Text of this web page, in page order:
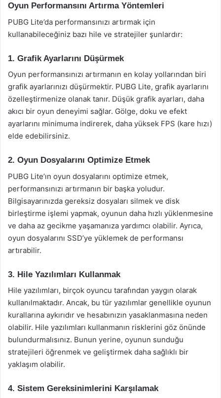
Oyun Performansını Artırma Yöntemleri
PUBG Lite’da performansınızı artırmak için
kullanabileceğiniz bazı hile ve stratejiler şunlardır:
1. Grafik Ayarlarını Düşürmek
Oyun performansınızı artırmanın en kolay yollarından biri
grafik ayarlarınızı düşürmektir. PUBG Lite, grafik ayarlarını
özelleştirmenize olanak tanır. Düşük grafik ayarları, daha
akıcı bir oyun deneyimi sağlar. Gölge, doku ve efekt
ayarlarını minimuma indirerek, daha yüksek FPS (kare hızı)
elde edebilirsiniz.
2. Oyun Dosyalarını Optimize Etmek
PUBG Lite’ın oyun dosyalarını optimize etmek,
performansınızı artırmanın bir başka yoludur.
Bilgisayarınızda gereksiz dosyaları silmek ve disk
birleştirme işlemi yapmak, oyunun daha hızlı yüklenmesine
ve daha az gecikme yaşamanıza yardımcı olabilir. Ayrıca,
oyun dosyalarını SSD’ye yüklemek de performansı
artırabilir.
3. Hile Yazılımları Kullanmak
Hile yazılımları, birçok oyuncu tarafından yaygın olarak
kullanılmaktadır. Ancak, bu tür yazılımlar genellikle oyunun
kurallarına aykırıdır ve hesabınızın yasaklanmasına neden
olabilir. Hile yazılımları kullanmanın risklerini göz önünde
bulundurmalısınız. Bunun yerine, oyunun sunduğu
stratejileri öğrenmek ve geliştirmek daha sağlıklı bir
yaklaşım olabilir.
4. Sistem Gereksinimlerini Karşılamak